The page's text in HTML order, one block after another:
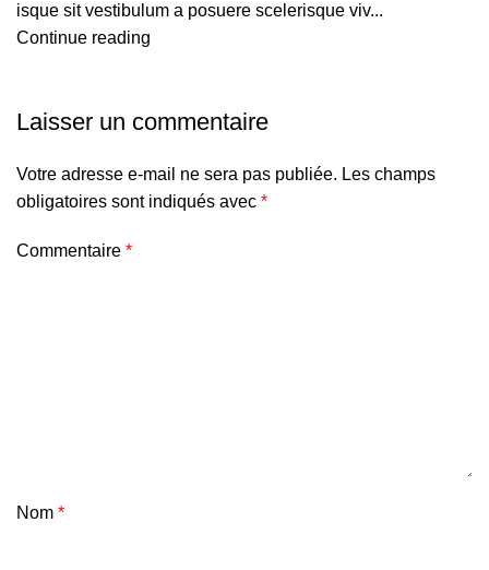
isque sit vestibulum a posuere scelerisque viv...
Continue reading
Laisser un commentaire
Votre adresse e-mail ne sera pas publiée. Les champs
obligatoires sont indiqués avec *
Commentaire *
Nom *